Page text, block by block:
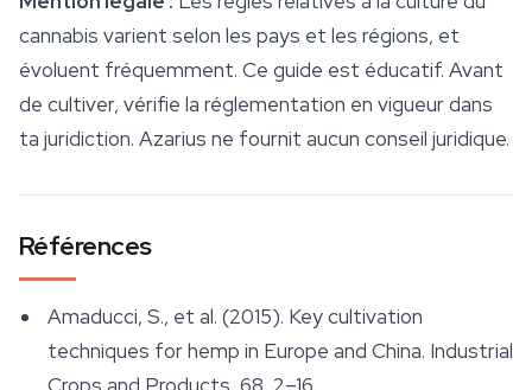
cannabis varient selon les pays et les régions, et
évoluent fréquemment. Ce guide est éducatif. Avant
de cultiver, vérifie la réglementation en vigueur dans
ta juridiction. Azarius ne fournit aucun conseil juridique.
Références
Amaducci, S., et al. (2015). Key cultivation
techniques for hemp in Europe and China. Industrial
Crops and Products, 68, 2–16.